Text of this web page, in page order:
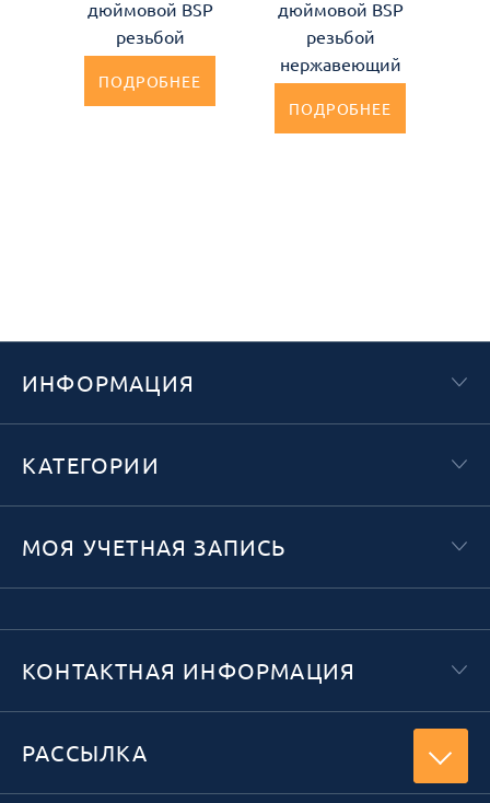
дюймовой BSP
резьбой
ПОДРОБНЕЕ
дюймовой BSP
резьбой
нержавеющий
ПОДРОБНЕЕ
ИНФОРМАЦИЯ
КАТЕГОРИИ
МОЯ УЧЕТНАЯ ЗАПИСЬ
КОНТАКТНАЯ ИНФОРМАЦИЯ
РАССЫЛКА